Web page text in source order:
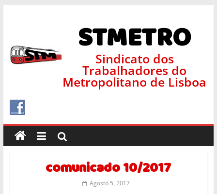
STMETRO
Sindicato dos
Trabalhadores do
Metropolitano de Lisboa
comunicado 10/2017
Agosto 5, 2017